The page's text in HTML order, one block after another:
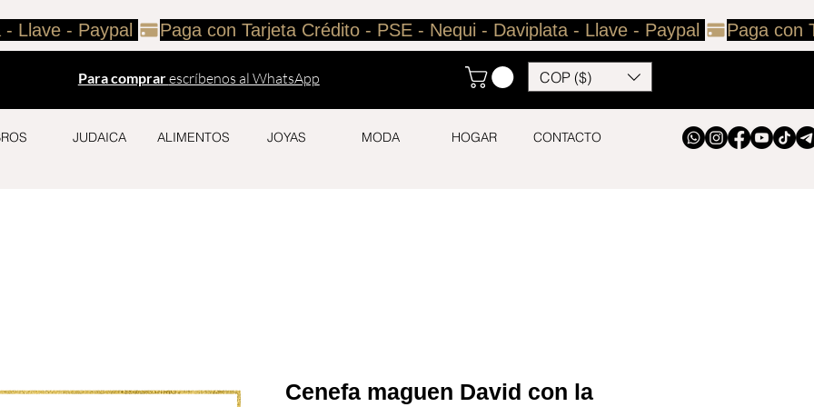
Para comprarescríbenos al WhatsApp COP ($)
Llave - Paypal
JUDAICA ALIMENTOS JOYAS MODA HOGAR CONTACTO
Cenefa maguen David con la